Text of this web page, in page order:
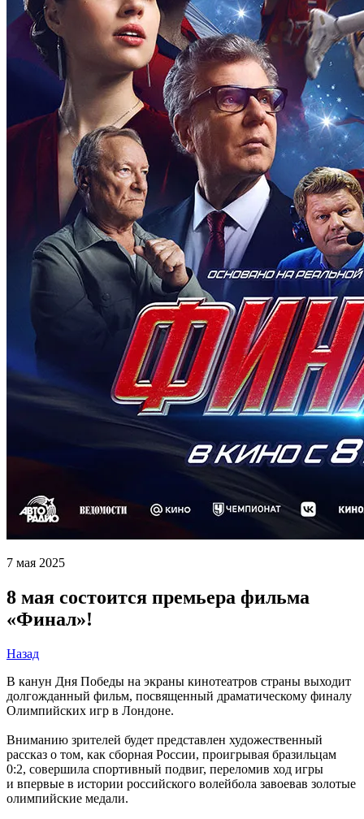
7 мая 2025
8 мая состоится премьера фильма
«Финал»!
Назад
В канун Дня Победы на экраны кинотеатров страны выходит
долгожданный фильм, посвященный драматическому финалу
Олимпийских игр в Лондоне.
Вниманию зрителей будет представлен художественный
рассказ о том, как сборная России, проигрывая бразильцам
0:2, совершила спортивный подвиг, переломив ход игры
и впервые в истории российского волейбола завоевав золотые
олимпийские медали.